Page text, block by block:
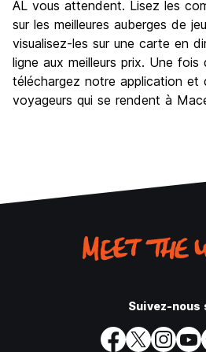
AL vous attendent. Lisez les
sur les meilleures auberges de
visualisez-les sur une carte en
ligne aux meilleurs prix. Une
téléchargez notre application et
voyageurs qui se rendent à
Suivez-nous